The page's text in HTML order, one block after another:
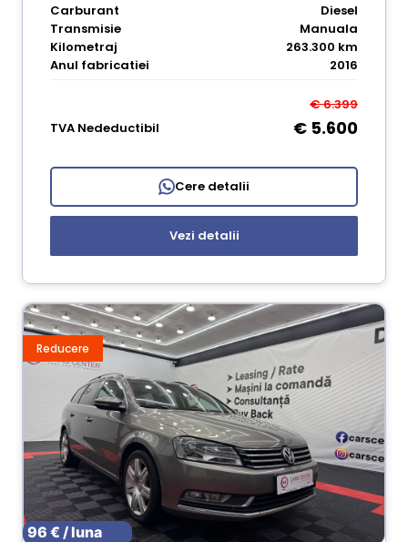
Carburant
Diesel
Transmisie
Manuala
Kilometraj
263.300 km
Anul fabricatiei
2016
€ 6.399
TVA Nedeductibil
€ 5.600
Cere detalii
Vezi detalii
Reducere
96 € / luna